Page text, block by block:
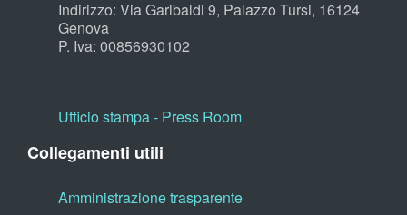
Indirizzo: Via Garibaldi 9, Palazzo Tursi, 16124
Genova
P. Iva: 00856930102
Ufficio stampa - Press Room
Collegamenti utili
Amministrazione trasparente